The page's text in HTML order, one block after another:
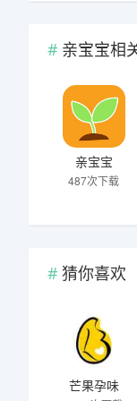
亲宝宝相
亲宝宝
487次下载
猜你喜欢
芒果孕味